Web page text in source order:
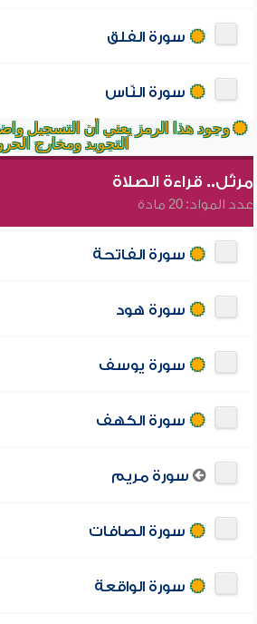
سورة الفلق
سورة النّاس
وجود هذا الرمز يعني أن التسجيل
التجويد ومخارج
مرتّل.. قراءة الصلاة
عدد المواد: 20 مادة
سورة الفاتحة
سورة هود
سورة يوسف
سورة الكهف
سورة مريم
سورة الصافات
سورة الواقعة